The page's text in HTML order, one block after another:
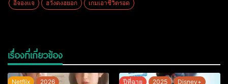
อีจองแจ ฮวังดงฮยอก เกมเอาชีวิตรอด
เรื่องที่เกี่ยวข้อง
Netflix
2026
ปีที่ฉาย 2025
Disney+